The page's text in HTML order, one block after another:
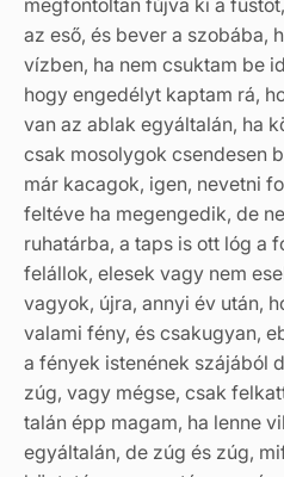
az eső, és bever a szobába,
vízben, ha nem csuktam be
hogy engedélyt kaptam rá,
van az ablak egyáltalán, ha
csak mosolygok csendesen
már kacagok, igen, nevetni
feltéve ha megengedik, de
ruhatárba, a taps is ott lóg a
felállok, elesek vagy nem
vagyok, újra, annyi év után,
valami fény, és csakugyan,
a fények istenének szájából
zúg, vagy mégse, csak
talán épp magam, ha lenne
egyáltalán, de zúg és zúg,